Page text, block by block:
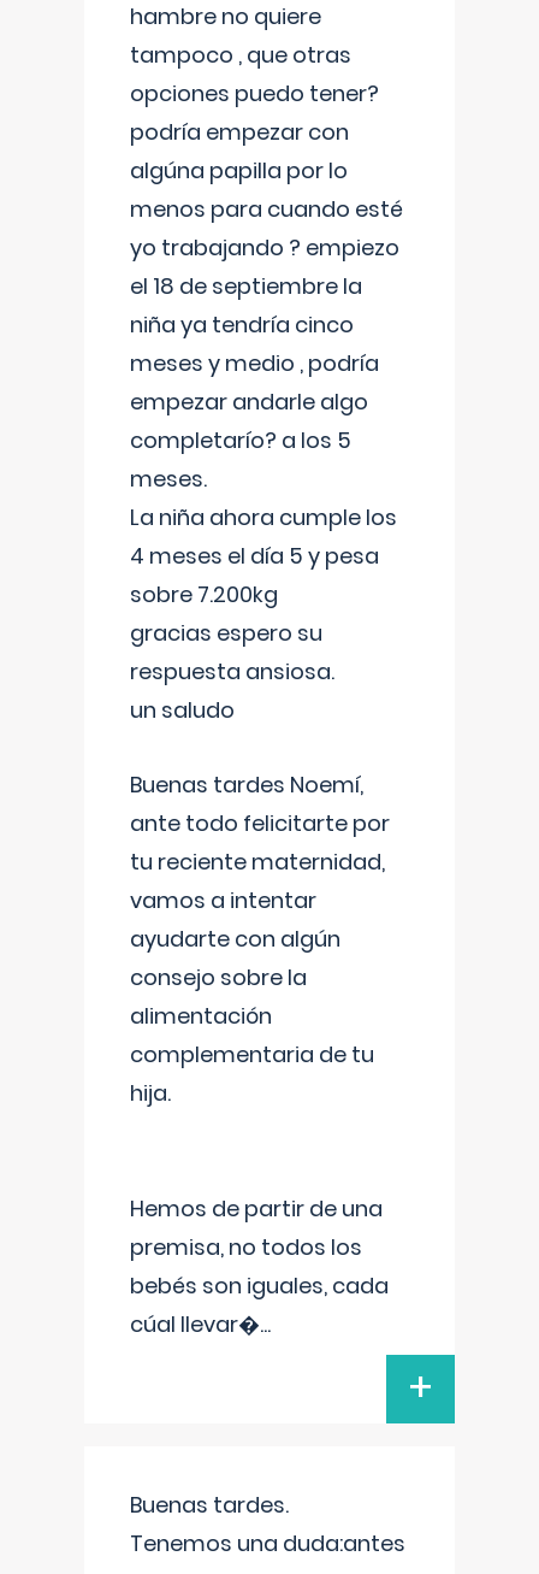
hambre no quiere
tampoco , que otras
opciones puedo tener?
podría empezar con
algúna papilla por lo
menos para cuando esté
yo trabajando ? empiezo
el 18 de septiembre la
niña ya tendría cinco
meses y medio , podría
empezar andarle algo
completarío? a los 5
meses.
La niña ahora cumple los
4 meses el día 5 y pesa
sobre 7.200kg
gracias espero su
respuesta ansiosa.
un saludo
Buenas tardes Noemí,
ante todo felicitarte por
tu reciente maternidad,
vamos a intentar
ayudarte con algún
consejo sobre la
alimentación
complementaria de tu
hija.
Hemos de partir de una
premisa, no todos los
bebés son iguales, cada
cúal llevar�...
+
Buenas tardes.
Tenemos una duda:antes